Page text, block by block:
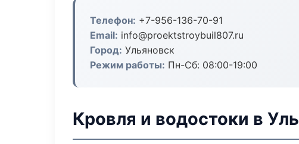
Телефон: +7-956-136-70-91
Email: info@proektstroybuil807.ru
Город: Ульяновск
Режим работы: Пн-Сб: 08:00-19:00
Кровля и водостоки в